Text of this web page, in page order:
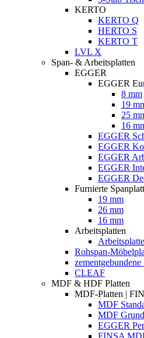
KERTO
KERTO Q
HERTO S
KERTO T
LVL X
Span- & Arbeitsplatten
EGGER
EGGER
8 mm
19
25
16
EGGER
EGGER
EGGER
EGGER
EGGER
Furnierte
19 mm
26 mm
16 mm
Arbeitsplatten
Rohspan-
zementgebundene
CLEAF
MDF & HDF Platten
MDF-Platten |
MDF
MDF
EGGER
FINSA